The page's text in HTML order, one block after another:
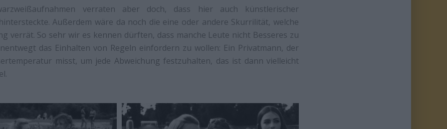
verraten aber doch, dass hier auch künstlerischer
Außerdem wäre da noch die eine oder andere Skurrilität, welche
verrät. So sehr wir es kennen dürften, dass manche Leute nicht Besseres zu
das Einhalten von Regeln einfordern zu wollen: Ein Privatmann, der
misst, um jede Abweichung festzuhalten, das ist dann vielleicht